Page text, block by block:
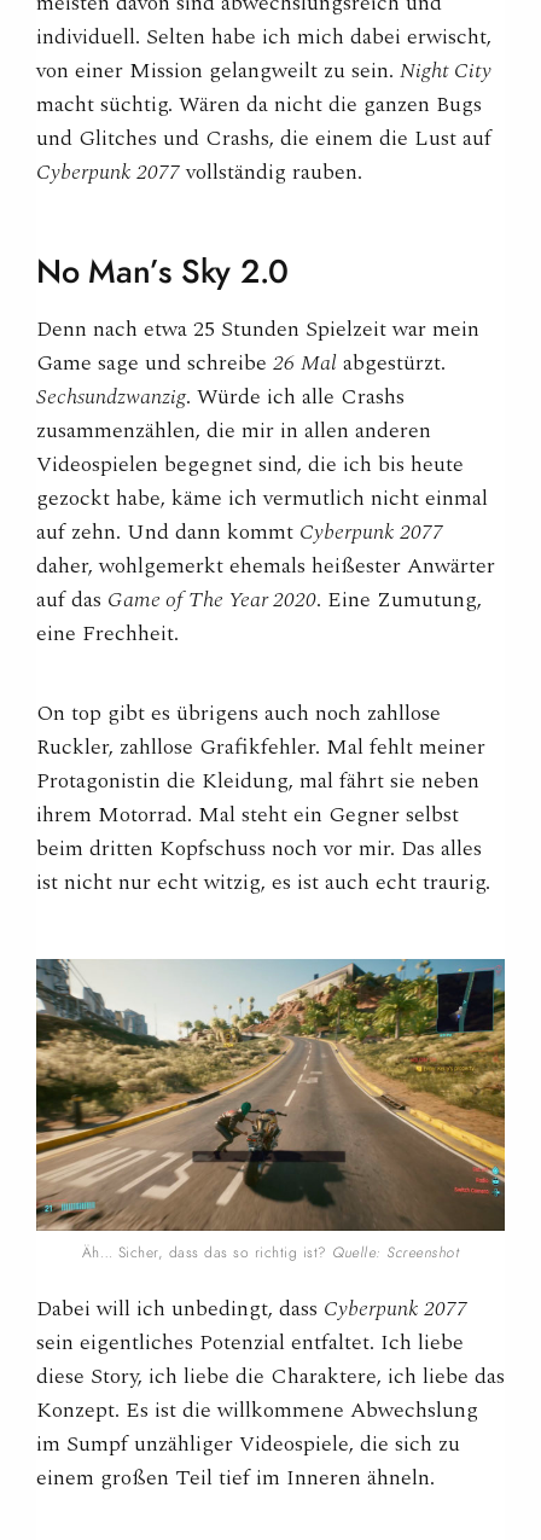
individuell. Selten habe ich mich dabei erwischt,
von einer Mission gelangweilt zu sein. Night City
macht süchtig. Wären da nicht die ganzen Bugs
und Glitches und Crashs, die einem die Lust auf
Cyberpunk 2077vollständig rauben.
No Man’s Sky 2.0
Denn nach etwa 25 Stunden Spielzeit war mein
Game sage und schreibe 26Malabgestürzt.
Sechsundzwanzig. Würde ich alle Crashs
zusammenzählen, die mir in allen anderen
Videospielen begegnet sind, die ich bis heute
gezockt habe, käme ich vermutlich nicht einmal
auf zehn. Und dann kommt Cyberpunk 2077
daher, wohlgemerkt ehemals heißester Anwärter
auf das Game of The Year 2020. Eine Zumutung,
eine Frechheit.
On top gibt es übrigens auch noch zahllose
Ruckler, zahllose Grafikfehler. Mal fehlt meiner
Protagonistin die Kleidung, mal fährt sie neben
ihrem Motorrad. Mal steht ein Gegner selbst
beim dritten Kopfschuss noch vor mir. Das alles
ist nicht nur echt witzig, es ist auch echt traurig.
Äh… Sicher, dass das so richtig ist? Quelle: Screenshot
Dabei will ich unbedingt, dass Cyberpunk 2077
sein eigentliches Potenzial entfaltet. Ich liebe
diese Story, ich liebe die Charaktere, ich liebe das
Konzept. Es ist die willkommene Abwechslung
im Sumpf unzähliger Videospiele, die sich zu
einem großen Teil tief im Inneren ähneln.